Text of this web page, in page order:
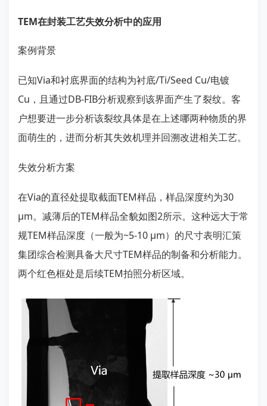
TEM在封装工艺失效分析中的应用
案例背景
已知Via和衬底界面的结构为衬底/Ti/Seed Cu/电镀
Cu，且通过DB-FIB分析观察到该界面产生了裂纹。客
户想要进一步分析该裂纹具体是在上述哪两种物质的界
面萌生的，进而分析其失效机理并回溯改进相关工艺。
失效分析方案
在Via的直径处提取截面TEM样品，样品深度约为30
μm。减薄后的TEM样品全貌如图2所示。这种远大于常
规TEM样品深度（一般为~5-10 μm）的尺寸表明汇策
集团综合检测具备大尺寸TEM样品的制备和分析能力。
两个红色框处是后续TEM拍照分析区域。